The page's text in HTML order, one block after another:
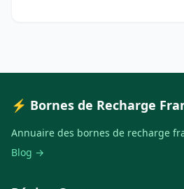
⚡ Bornes de Recharge
Annuaire des bornes de recharge
Blog →